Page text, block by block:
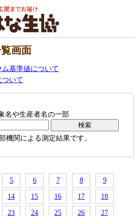
画面
基準値について
ついて
名や生産者名の一部
関による測定結果です。
5 6 7 8 9
14 15 16 17 18
23 24 25 26 27